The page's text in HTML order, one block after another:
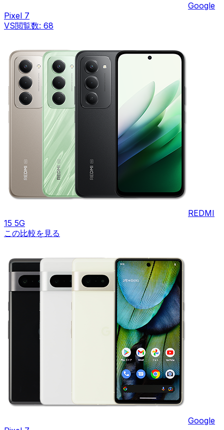
Google
Pixel 7
VS閲覧数: 68
REDMI
15 5G
この比較を見る
Google